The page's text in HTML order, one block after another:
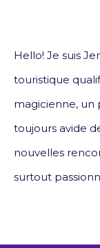
Hello! Je suis
touristique
magicienne, un
toujours avide
nouvelles
surtout